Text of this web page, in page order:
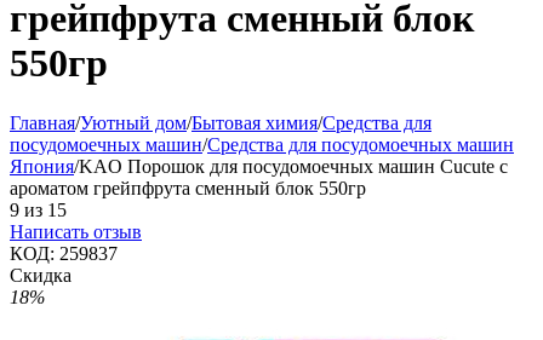
грейпфрута сменный блок
550гр
Главная/Уютный дом/Бытовая химия/Средства для
посудомоечных машин/Средства для посудомоечных машин
Япония/KAO Порошок для посудомоечных машин Cucute с
ароматом грейпфрута сменный блок 550гр
9 из 15
Написать отзыв
КОД: 259837
Скидка
18%